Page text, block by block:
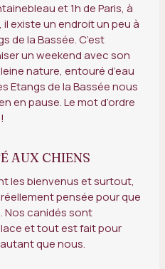
et 1h de Paris, à
il existe un endroit un peu à
de la Bassée. C’est
un weekend avec son
nature, entouré d’eau
Etangs de la Bassée nous
en pause. Le mot d’ordre
AUX CHIENS
les bienvenus et surtout,
pensée pour que
Nos canidés sont
et tout est fait pour
que nous.